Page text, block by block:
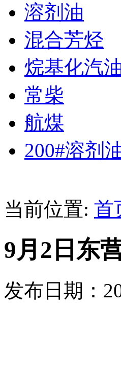
溶剂油
混合芳烃
烷基化汽
常柴
航煤
200#溶剂
当前位置: 首
9月2日东
发布日期：